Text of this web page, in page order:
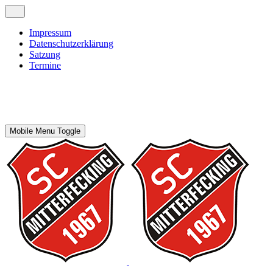
Impressum
Datenschutzerklärung
Satzung
Termine
Mobile Menu Toggle